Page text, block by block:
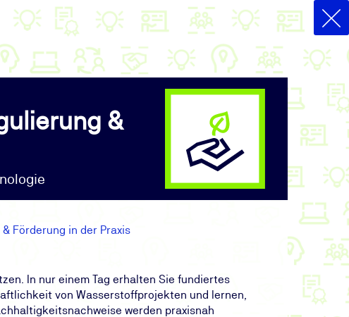
&
Förderung in der Praxis
In nur einem Tag erhalten Sie fundiertes
von Wasserstoffprojekten und lernen,
werden praxisnah